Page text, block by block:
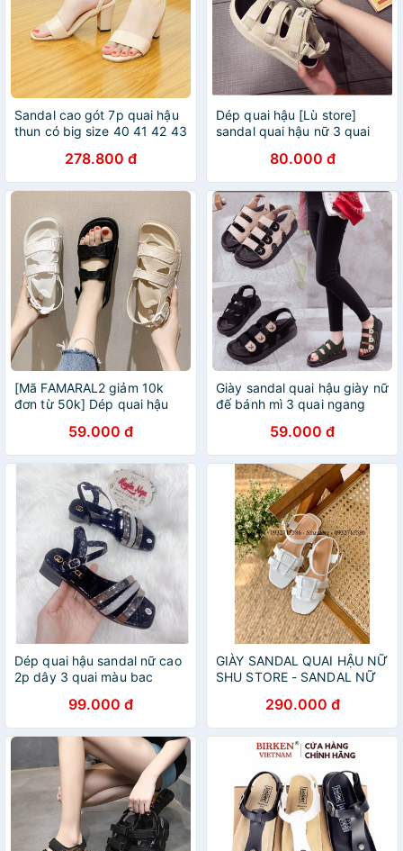
Sandal cao gót 7p quai hậu
thun có big size 40 41 42 43
278.800 đ
Dép quai hậu [Lù store]
sandal quai hậu nữ 3 quai
phong cách Hàn Quốc
80.000 đ
[Mã FAMARAL2 giảm 10k
đơn từ 50k] Dép quai hậu
chiều cao D2159.000 đ
Giày sandal quai hậu giày nữ
đế bánh mì 3 quai ngang
59.000 đ
Dép quai hậu sandal nữ cao
2p dây 3 quai màu bac
99.000 đ
GIÀY SANDAL QUAI HẬU NỮ
SHU STORE - SANDAL NỮ
ĐẾ BỆT 1CM290.000 đ